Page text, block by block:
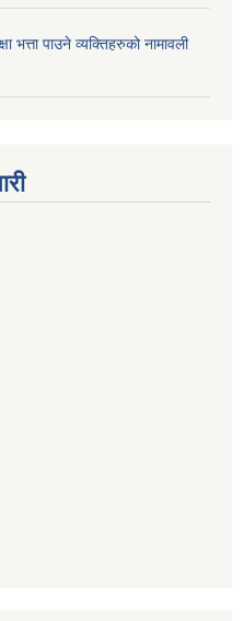
भत्ता पाउने व्यक्तिहरुको नामावली